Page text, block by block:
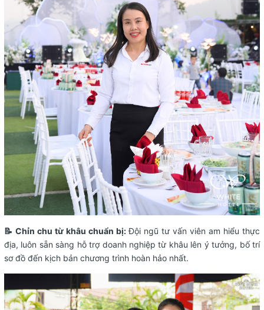
📝 Chỉn chu từ khâu chuẩn bị:Đội ngũ tư vấn viên am hiểu thực
địa, luôn sẵn sàng hỗ trợ doanh nghiệp từ khâu lên ý tưởng, bố trí
sơ đồ đến kịch bản chương trình hoàn hảo nhất.